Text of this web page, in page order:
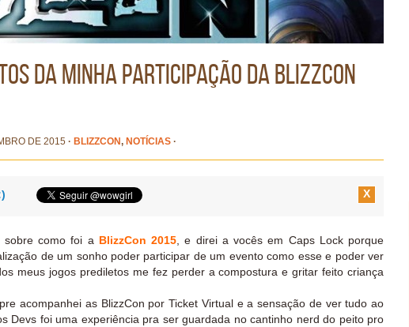
da minha participação da BlizzCon
DE 2015 · BLIZZCON, NOTÍCIAS ·
X
como foi a BlizzCon 2015 , e direi a vocês em Caps Lock porque
de um sonho poder participar de um evento como esse e poder ver
meus jogos prediletos me fez perder a compostura e gritar feito criança
acompanhei as BlizzCon por Ticket Virtual e a sensação de ver tudo ao
Devs foi uma experiência pra ser guardada no cantinho nerd do peito pro